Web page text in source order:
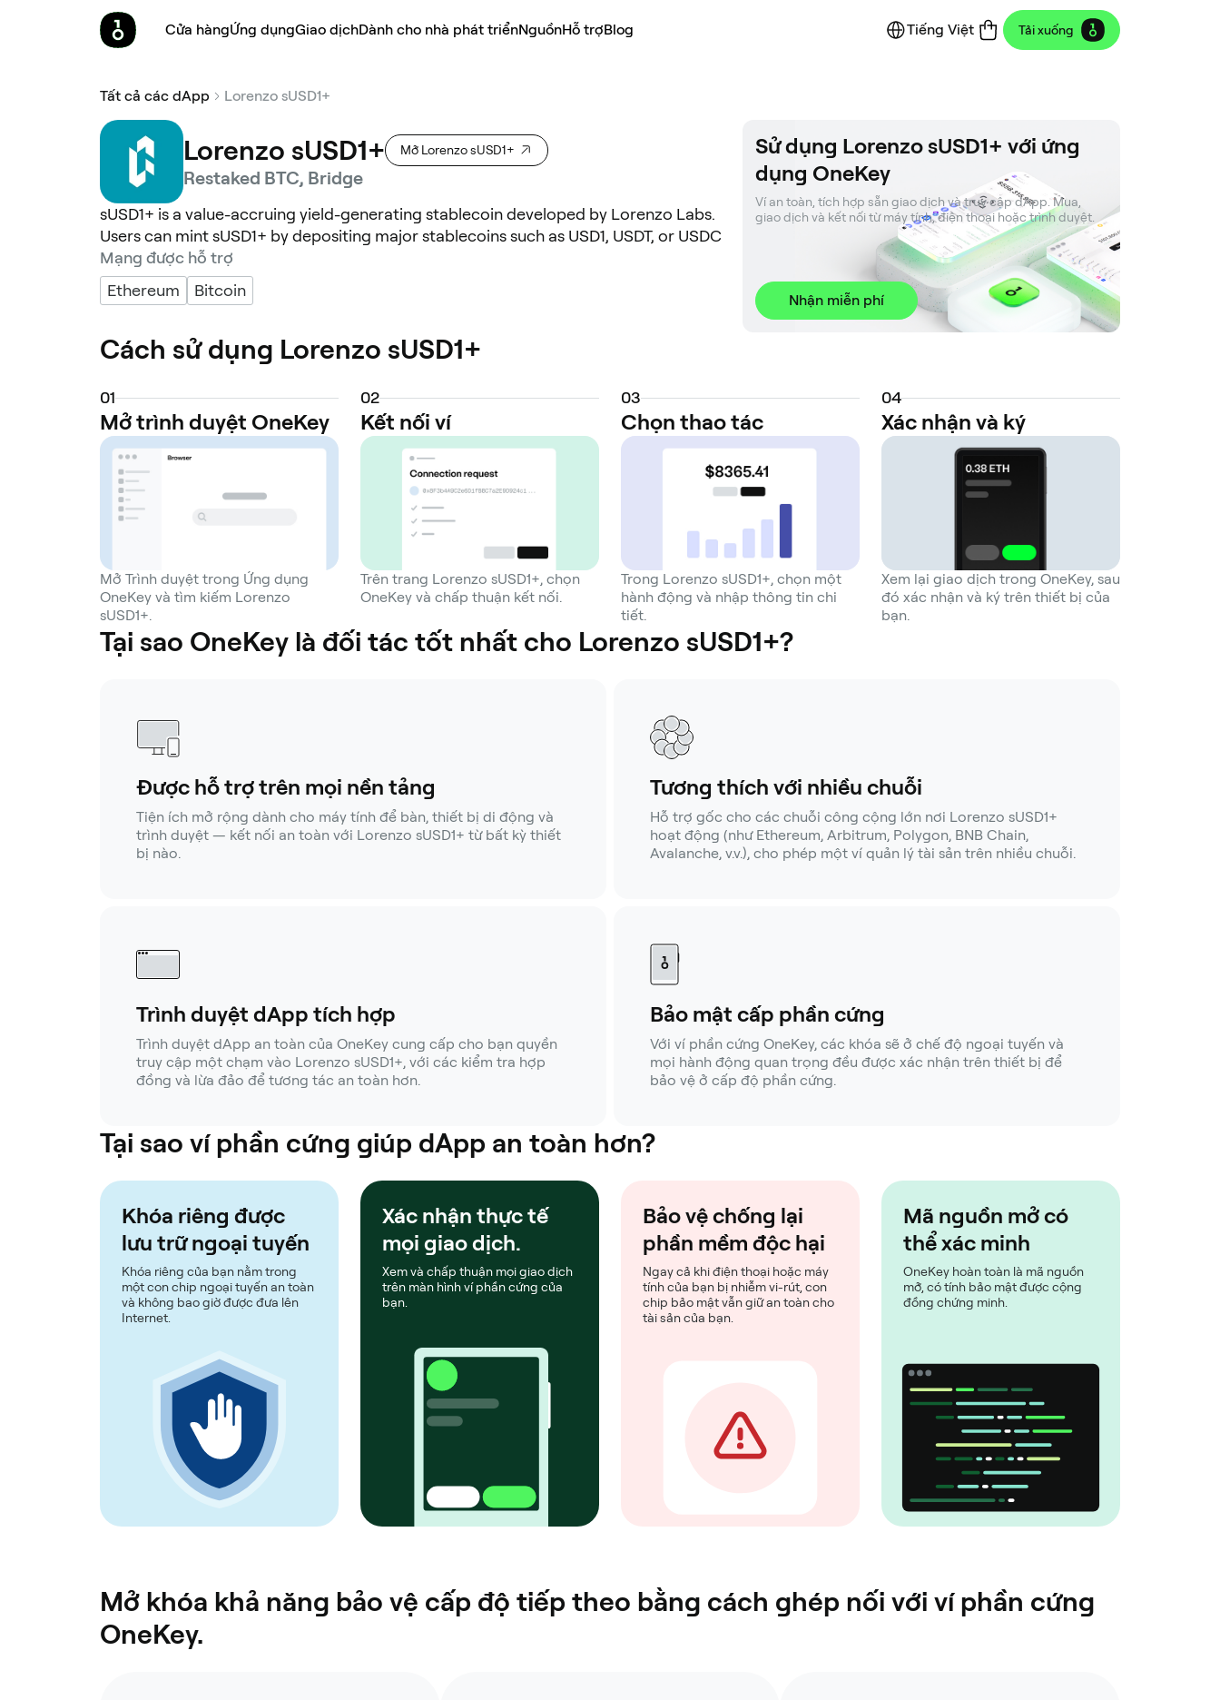
Cửa hàngỨng dụngGiao dịchDành cho nhà phát triểnNguồnHỗ trợBlog Tiếng Việt Tải xuống
Tất cả các dApp Lorenzo sUSD1+
Lorenzo sUSD1+ Mở Lorenzo sUSD1+
Restaked BTC, Bridge
sUSD1+ is a value-accruing yield-generating stablecoin developed by Lorenzo Labs.
Users can mint sUSD1+ by depositing major stablecoins such as USD1, USDT, or USDC
Mạng được hỗ trợ
Ethereum
Bitcoin
Sử dụng Lorenzo sUSD1+ với ứng
dụng OneKey
Ví an toàn, tích hợp sẵn giao dịch và truy cập dApp. Mua,
giao dịch và kết nối từ máy tính, điện thoại hoặc trình duyệt.
Nhận miễn phí
Cách sử dụng Lorenzo sUSD1+
01
Mở trình duyệt OneKey
Mở Trình duyệt trong Ứng dụng
OneKey và tìm kiếm Lorenzo
sUSD1+.
02
Kết nối ví
Trên trang Lorenzo sUSD1+, chọn
OneKey và chấp thuận kết nối.
03
Chọn thao tác
Trong Lorenzo sUSD1+, chọn một
hành động và nhập thông tin chi
tiết.
04
Xác nhận và ký
Xem lại giao dịch trong OneKey, sau
đó xác nhận và ký trên thiết bị của
bạn.
Tại sao OneKey là đối tác tốt nhất cho Lorenzo sUSD1+?
Được hỗ trợ trên mọi nền tảng
Tiện ích mở rộng dành cho máy tính để bàn, thiết bị di động và
trình duyệt — kết nối an toàn với Lorenzo sUSD1+ từ bất kỳ thiết
bị nào.
Tương thích với nhiều chuỗi
Hỗ trợ gốc cho các chuỗi công cộng lớn nơi Lorenzo sUSD1+
hoạt động (như Ethereum, Arbitrum, Polygon, BNB Chain,
Avalanche, v.v.), cho phép một ví quản lý tài sản trên nhiều chuỗi.
Trình duyệt dApp tích hợp
Trình duyệt dApp an toàn của OneKey cung cấp cho bạn quyền
truy cập một chạm vào Lorenzo sUSD1+, với các kiểm tra hợp
đồng và lừa đảo để tương tác an toàn hơn.
Bảo mật cấp phần cứng
Với ví phần cứng OneKey, các khóa sẽ ở chế độ ngoại tuyến và
mọi hành động quan trọng đều được xác nhận trên thiết bị để
bảo vệ ở cấp độ phần cứng.
Tại sao ví phần cứng giúp dApp an toàn hơn?
Khóa riêng được
lưu trữ ngoại tuyến
Khóa riêng của bạn nằm trong
một con chip ngoại tuyến an toàn
và không bao giờ được đưa lên
Internet.
Xác nhận thực tế
mọi giao dịch.
Xem và chấp thuận mọi giao dịch
trên màn hình ví phần cứng của
bạn.
Bảo vệ chống lại
phần mềm độc hại
Ngay cả khi điện thoại hoặc máy
tính của bạn bị nhiễm vi-rút, con
chip bảo mật vẫn giữ an toàn cho
tài sản của bạn.
Mã nguồn mở có
thể xác minh
OneKey hoàn toàn là mã nguồn
mở, có tính bảo mật được cộng
đồng chứng minh.
Mở khóa khả năng bảo vệ cấp độ tiếp theo bằng cách ghép nối với ví phần cứng
OneKey.